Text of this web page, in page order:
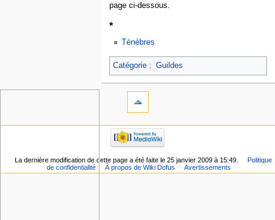
page ci-dessous.
*
Ténèbres
Catégorie: Guildes
La dernière modification de cette page a été faite le 25 janvier 2009 à 15:49.
Politique
de confidentialité
À propos de Wiki Dofus Avertissements